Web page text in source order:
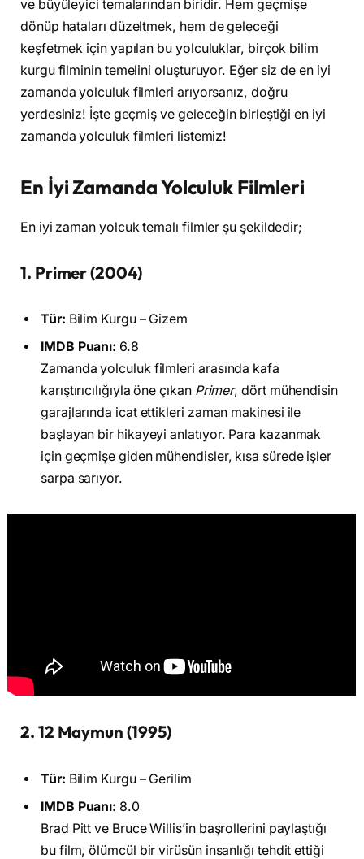
ve büyüleyici temalarından biridir. Hem geçmişe
dönüp hataları düzeltmek, hem de geleceği
keşfetmek için yapılan bu yolculuklar, birçok bilim
kurgu filminin temelini oluşturuyor. Eğer siz de en iyi
zamanda yolculuk filmleri arıyorsanız, doğru
yerdesiniz! İşte geçmiş ve geleceğin birleştiği en iyi
zamanda yolculuk filmleri listemiz!
En İyi Zamanda Yolculuk Filmleri
En iyi zaman yolcuk temalı filmler şu şekildedir;
1. Primer (2004)
Tür: Bilim Kurgu – Gizem
IMDB Puanı: 6.8
Zamanda yolculuk filmleri arasında kafa
karıştırıcılığıyla öne çıkan Primer, dört mühendisin
garajlarında icat ettikleri zaman makinesi ile
başlayan bir hikayeyi anlatıyor. Para kazanmak
için geçmişe giden mühendisler, kısa sürede işler
sarpa sarıyor.
2. 12 Maymun (1995)
Tür: Bilim Kurgu – Gerilim
IMDB Puanı: 8.0
Brad Pitt ve Bruce Willis’in başrollerini paylaştığı
bu film, ölümcül bir virüsün insanlığı tehdit ettiği